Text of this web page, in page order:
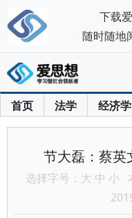
首页 法学 经济学
节大磊：蔡英
选择字号： 大 中 小
下载
随时随地